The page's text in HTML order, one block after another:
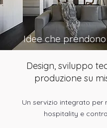
Idee che
Design, sviluppo
produzione su
Un servizio integrato per
hospitality e